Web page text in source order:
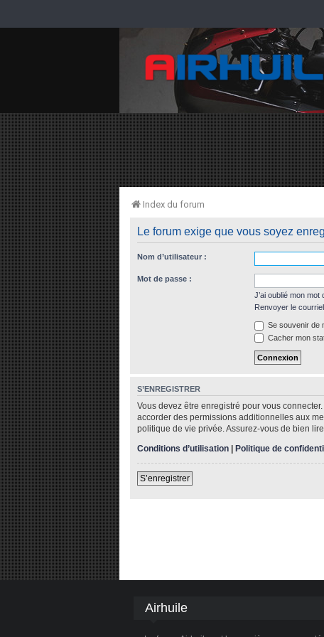
Index du forum
Le forum exige que vous soyez
Nom d’utilisateur :
Mot de passe :
J’ai oublié mon mot
Renvoyer le
Se souvenir de
Cacher mon
S’ENREGISTRER
Vous devez être enregistré pour vous
accorder des permissions additionnelles aux
politique de vie privée. Assurez-vous de bien
Conditions d’utilisation | Politique de
S’enregistrer
Airhuile